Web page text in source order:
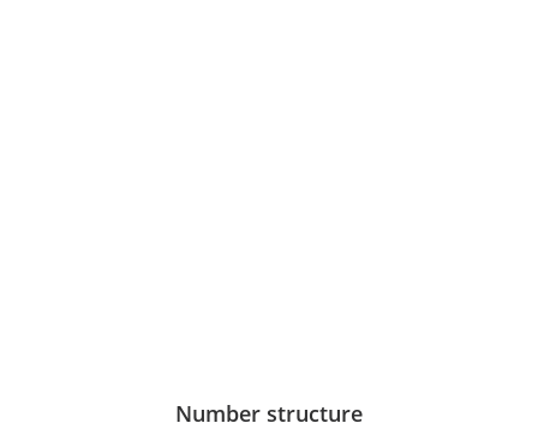
Number structure